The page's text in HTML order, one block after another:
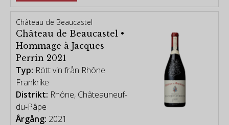
Château de Beaucastel
Château de Beaucastel •
Hommage à Jacques
Perrin 2021
Typ: Rött vin från Rhône
Frankrike
Distrikt: Rhône, Châteauneuf-
du-Pâpe
Årgång: 2021